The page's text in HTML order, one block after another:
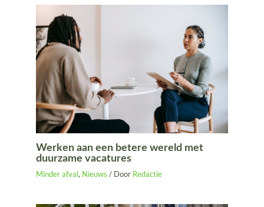
Werken aan een betere wereld met
duurzame vacatures
Minder afval, Nieuws / Door Redactie